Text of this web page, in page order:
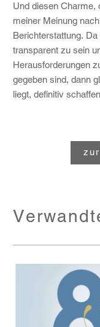
Und diesen Charme,
meiner Meinung
Berichterstattung.
transparent zu sein
Herausforderungen
gegeben sind, dann
liegt, definitiv